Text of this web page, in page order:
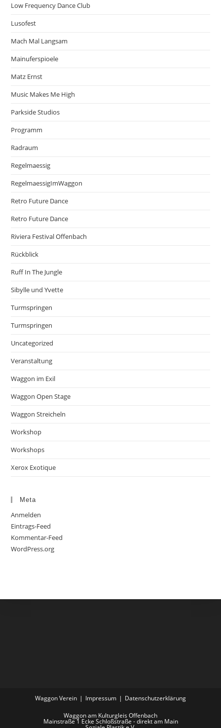
Low Frequency Dance Club
Lusofest
Mach Mal Langsam
Mainuferspioele
Matz Ernst
Music Makes Me High
Parkside Studios
Programm
Radraum
Regelmaessig
RegelmaessigImWaggon
Retro Future Dance
Retro Future Dance
Riviera Festival Offenbach
Rückblick
Ruff In The Jungle
Sibylle und Yvette
Turmspringen
Turmspringen
Uncategorized
Veranstaltung
Waggon im Exil
Waggon Open Stage
Waggon Streicheln
Workshop
Workshops
Xerox Exotique
Meta
Anmelden
Eintrags-Feed
Kommentar-Feed
WordPress.org
Waggon Verein Impressum Datenschutzerklärung
Waggon am Kulturgleis Offenbach
Mainstraße 1 Ecke Schloßstraße - direkt am Main